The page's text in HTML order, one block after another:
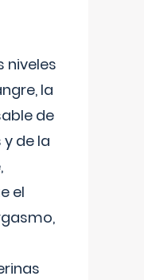
niveles
la
de
de la
el